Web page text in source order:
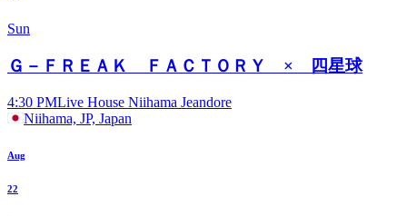
Sun
Ｇ－ＦＲＥＡＫ ＦＡＣＴＯＲＹ × 四星球
4:30 PMLive House Niihama Jeandore
Niihama, JP, Japan
Aug
22